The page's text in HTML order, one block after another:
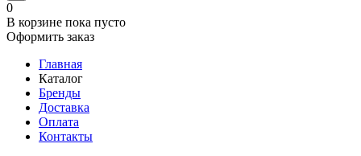
0
В корзине пока пусто
Оформить заказ
Главная
Каталог
Бренды
Доставка
Оплата
Контакты